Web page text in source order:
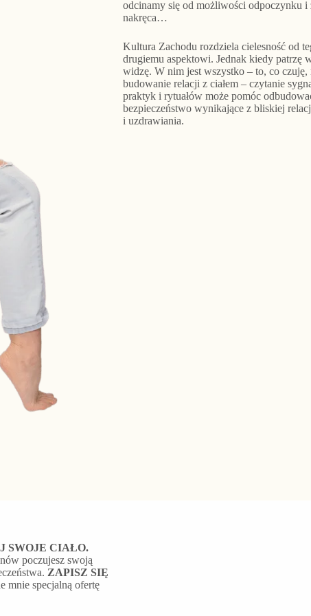
odcinamy się od możliwości odpoczynku
nakręca…
Kultura Zachodu rozdziela cielesność od
drugiemu aspektowi. Jednak kiedy patrzę
widzę. W nim jest wszystko – to, co
budowanie relacji z ciałem – czytanie
praktyk i rytuałów może pomóc
bezpieczeństwo wynikające z bliskiej
i uzdrawiania.
SWOJE CIAŁO.
poczujesz swoją
ZAPISZ SIĘ
mnie specjalną ofertę